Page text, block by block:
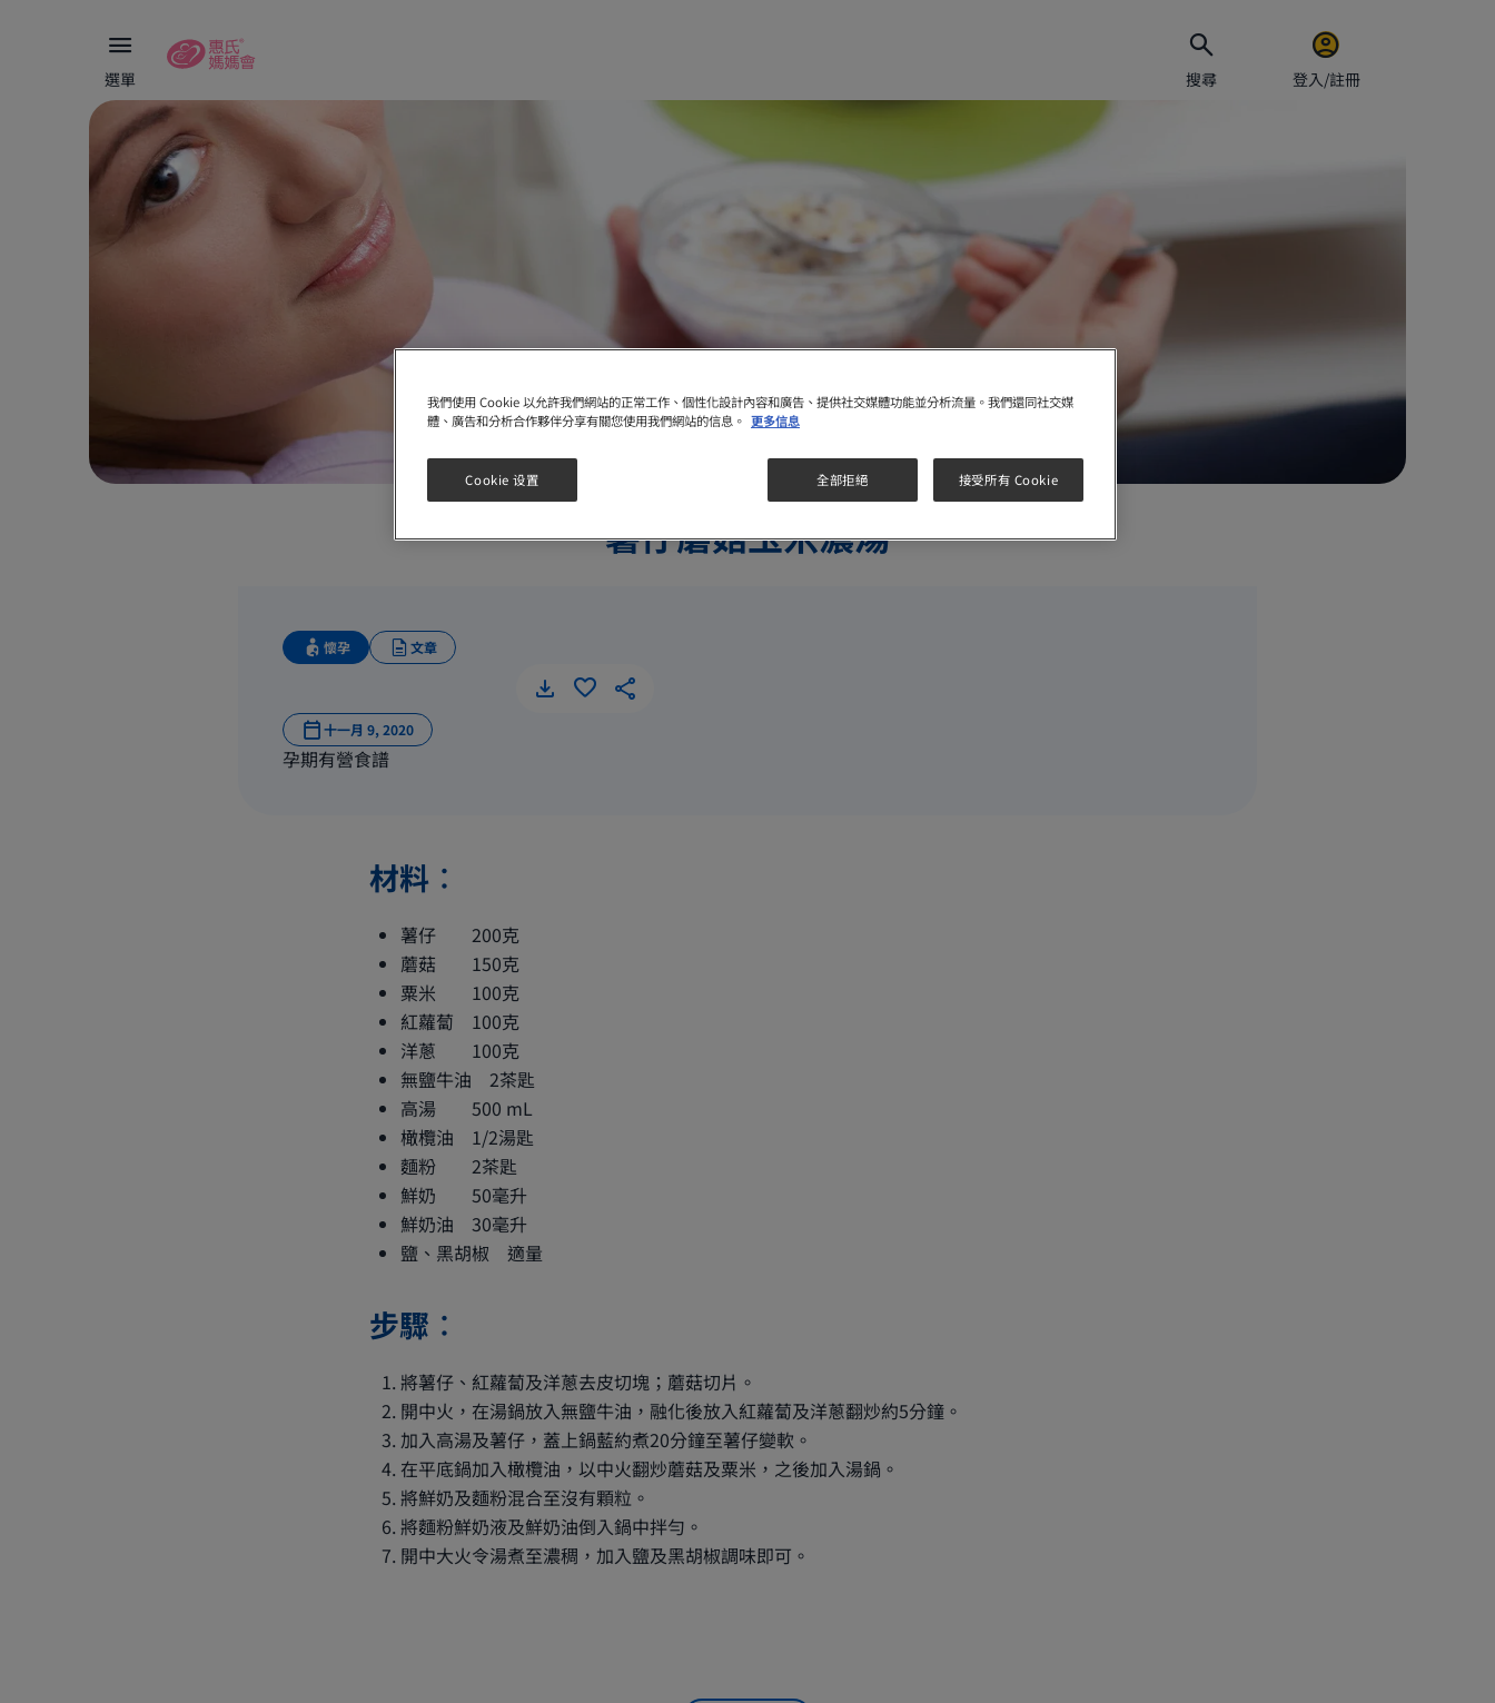
選單 搜尋 登入/註冊
薯仔蘑菇玉米濃湯
懷孕 文章
十一月 9, 2020
孕期有營食譜
材料︰
薯仔 200克
蘑菇 150克
粟米 100克
紅蘿蔔 100克
洋蔥 100克
無鹽牛油 2茶匙
高湯 500 mL
橄欖油 1/2湯匙
麵粉 2茶匙
鮮奶 50毫升
鮮奶油 30毫升
鹽、黑胡椒 適量
步驟︰
將薯仔、紅蘿蔔及洋蔥去皮切塊；蘑菇切片。
開中火，在湯鍋放入無鹽牛油，融化後放入紅蘿蔔及洋蔥翻炒約5分鐘。
加入高湯及薯仔，蓋上鍋藍約煮20分鐘至薯仔變軟。
在平底鍋加入橄欖油，以中火翻炒蘑菇及粟米，之後加入湯鍋。
將鮮奶及麵粉混合至沒有顆粒。
將麵粉鮮奶液及鮮奶油倒入鍋中拌勻。
開中大火令湯煮至濃稠，加入鹽及黑胡椒調味即可。
我們使用 Cookie 以允許我們網站的正常工作、個性化設計內容和廣告、提供社交媒體功能並分析流量。我們還同社交媒
體、廣告和分析合作夥伴分享有關您使用我們網站的信息。 更多信息
全部拒絕 接受所有 Cookie
Cookie 设置